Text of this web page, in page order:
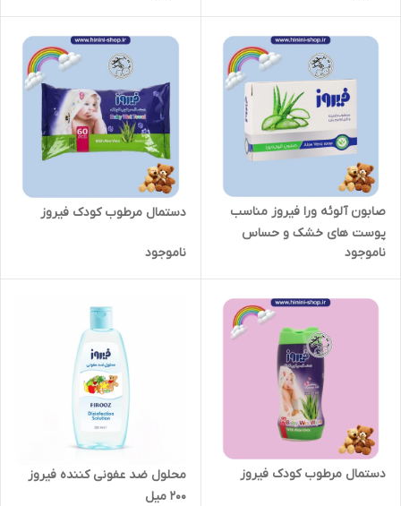
صابون آلوئه ورا فیروز مناسب
پوست های خشک و حساس
ناموجود
دستمال مرطوب کودک فیروز
ناموجود
دستمال مرطوب کودک فیروز
محلول ضد عفونی کننده فیروز
200 میل